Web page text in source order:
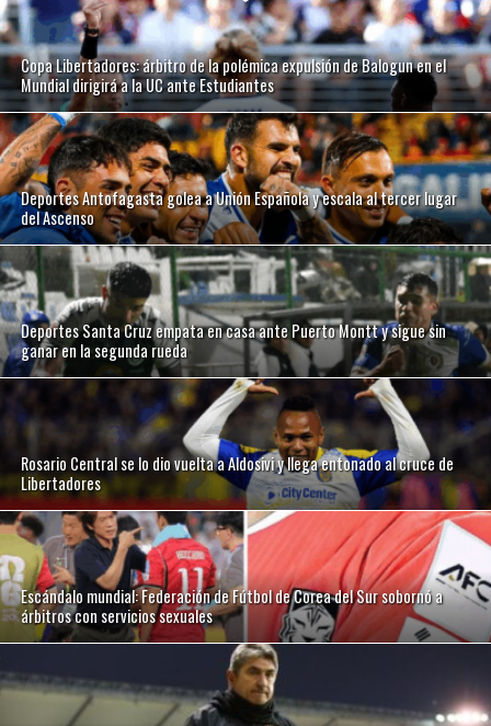
Copa Libertadores: árbitro de la polémica expulsión de Balogun en el
Mundial dirigirá a la UC ante Estudiantes
Deportes Antofagasta golea a Unión Española y escala al tercer lugar
del Ascenso
Deportes Santa Cruz empata en casa ante Puerto Montt y sigue sin
ganar en la segunda rueda
Rosario Central se lo dio vuelta a Aldosivi y llega entonado al cruce de
Libertadores
Escándalo mundial: Federación de Fútbol de Corea del Sur sobornó a
árbitros con servicios sexuales